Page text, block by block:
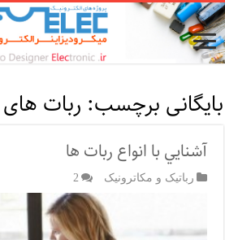
بایگانی برچسب: ربات
آشنايي با انواع ربات ها
رباتیک و مکاترونیک 2